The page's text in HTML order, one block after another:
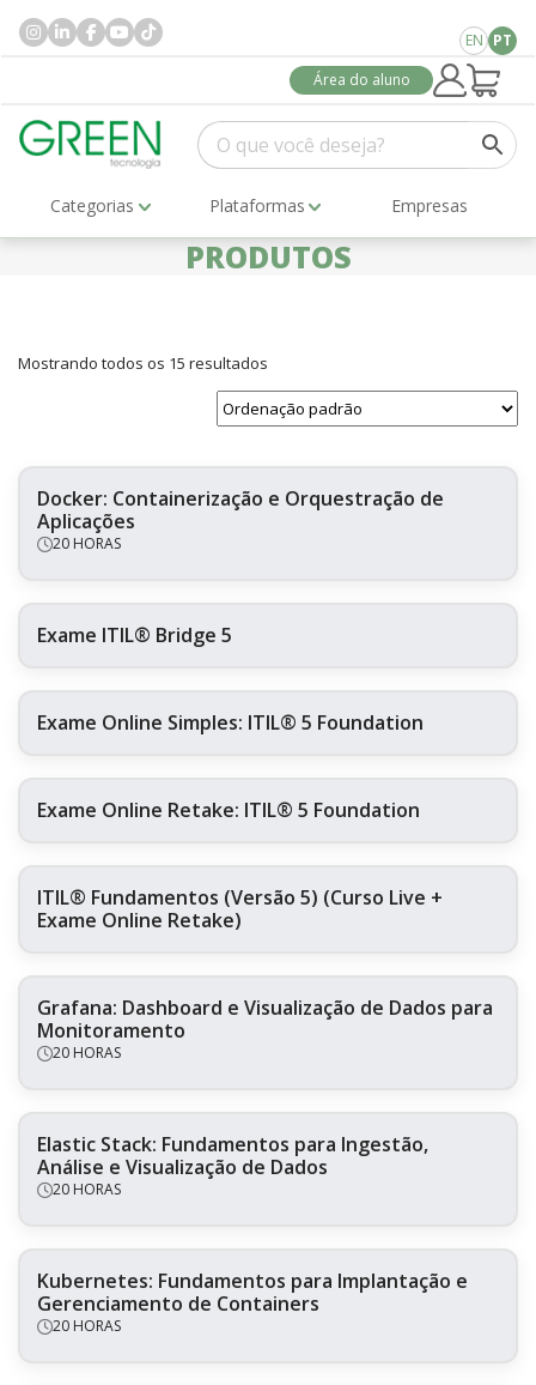
EN PT
Área do aluno
Categorias Plataformas Empresas
PRODUTOS
Mostrando todos os 15 resultados
Docker: Containerização e Orquestração de
Aplicações
20 HORAS
Exame ITIL® Bridge 5
Exame Online Simples: ITIL® 5 Foundation
Exame Online Retake: ITIL® 5 Foundation
ITIL® Fundamentos (Versão 5) (Curso Live +
Exame Online Retake)
Grafana: Dashboard e Visualização de Dados para
Monitoramento
20 HORAS
Elastic Stack: Fundamentos para Ingestão,
Análise e Visualização de Dados
20 HORAS
Kubernetes: Fundamentos para Implantação e
Gerenciamento de Containers
20 HORAS